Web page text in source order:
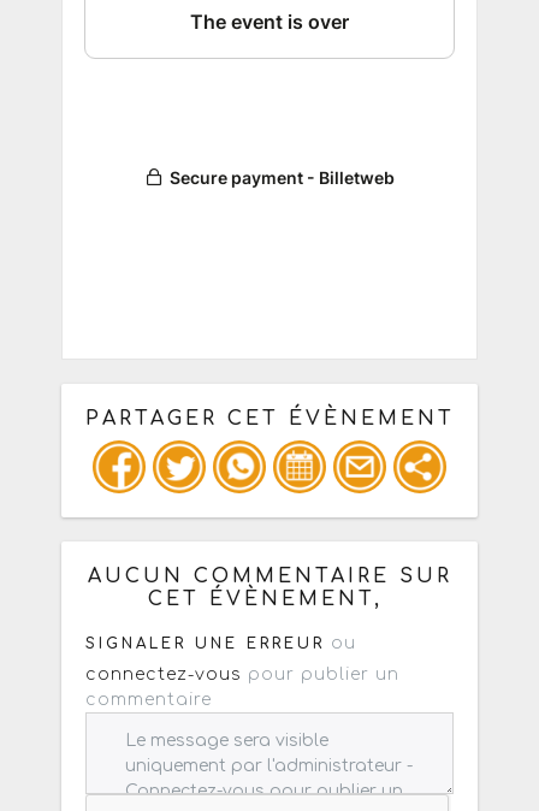
PARTAGER CET ÉVÈNEMENT
Copiez les infos ci-dessous pour un
: mail / forum / réseau social
AUCUN COMMENTAIRE SUR
CET ÉVÈNEMENT,
SIGNALER UNE ERREUR
ou
connectez-vous pour publier un
commentaire